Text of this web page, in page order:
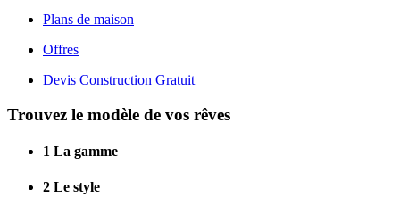
Plans de maison
Offres
Devis Construction Gratuit
Trouvez le modèle de vos rêves
1 La gamme
2 Le style